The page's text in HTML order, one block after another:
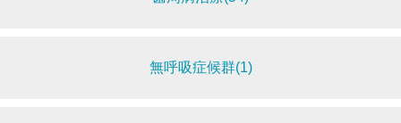
無呼吸症候群(1)